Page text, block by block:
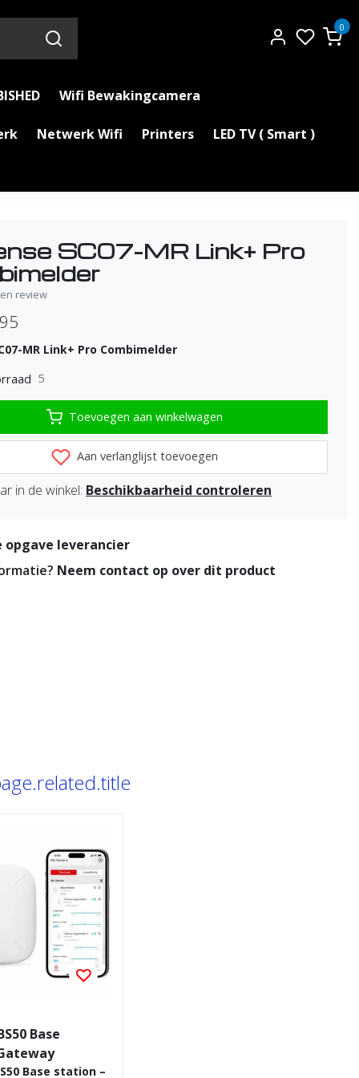
0
Wifi Bewakingcamera
Netwerk Wifi Printers LED TV ( Smart )
SC07-MR Link+ Pro
review
MR Link+ Pro Combimelder
5
Toevoegen aan winkelwagen
Aan verlanglijst toevoegen
in de winkel: Beschikbaarheid controleren
opgave leverancier
Neem contact op over dit product
Base
Base station –